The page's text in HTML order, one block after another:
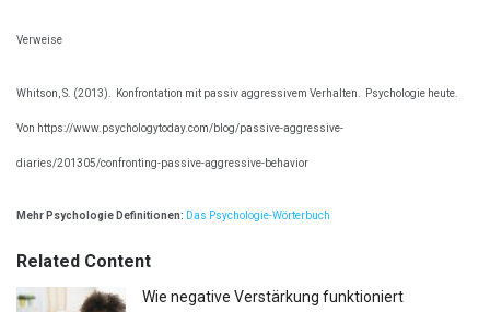
Verweise
Whitson, S. (2013). Konfrontation mit passiv aggressivem Verhalten. Psychologie heute.
Von https://www.psychologytoday.com/blog/passive-aggressive-
diaries/201305/confronting-passive-aggressive-behavior
Mehr Psychologie Definitionen: Das Psychologie-Wörterbuch
Related Content
Wie negative Verstärkung funktioniert